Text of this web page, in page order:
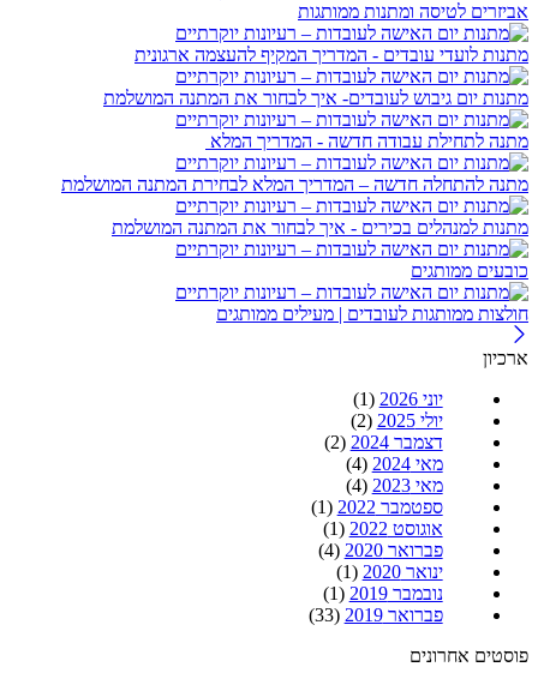
אביזרים לטיסה ומתנות ממותגות
מתנות לועדי עובדים - המדריך המקיף להעצמה ארגונית
מתנות יום גיבוש לעובדים- איך לבחור את המתנה המושלמת
מתנה לתחילת עבודה חדשה - המדריך המלא
מתנה להתחלה חדשה – המדריך המלא לבחירת המתנה המושלמת
מתנות למנהלים בכירים - איך לבחור את המתנה המושלמת
כובעים ממותגים
חולצות ממותגות לעובדים | מעילים ממותגים
ארכיון
יוני 2026
(1)
יולי 2025
(2)
דצמבר 2024
(2)
מאי 2024
(4)
מאי 2023
(4)
ספטמבר 2022
(1)
אוגוסט 2022
(1)
פברואר 2020
(4)
ינואר 2020
(1)
נובמבר 2019
(1)
פברואר 2019
(33)
פוסטים אחרונים